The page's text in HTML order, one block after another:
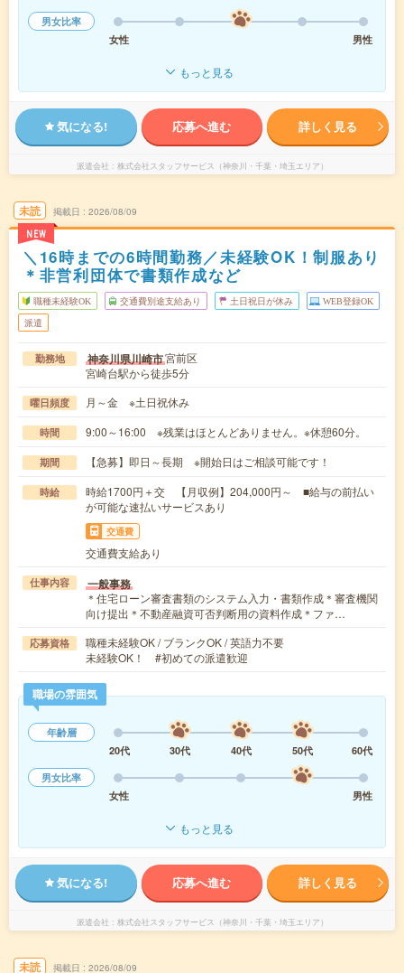
男女比率
女性
男性
もっと見る
気になる! 応募へ進む 詳しく見る
派遣会社 株式会社スタッフサービス（神奈川・千葉・埼玉エリア）
未読
NEW
掲載日 2026/08/09
＼16時までの6時間勤務／未経験OK！制服あり
＊非営利団体で書類作成など
職種未経験OK 交通費別途支給あり 土日祝日が休み WEB登録OK
派遣
勤務地 神奈川県川崎市宮前区
宮崎台駅から徒歩5分
曜日頻度 月～金 ※土日祝休み
時間 9:00～16:00 ※残業はほとんどありません。※休憩60分。
期間 【急募】即日～長期 ※開始日はご相談可能です！
時給
時給1700円＋交 【月収例】204,000円～ ■給与の前払い
が可能な速払いサービスあり
交通費
交通費支給あり
仕事内容 一般事務
＊住宅ローン審査書類のシステム入力・書類作成＊審査機関
向け提出＊不動産融資可否判断用の資料作成＊ファ…
応募資格
職種未経験OK / ブランクOK / 英語力不要
未経験OK！ #初めての派遣歓迎
職場の雰囲気
年齢層
20代
30代 40代 50代
60代
男女比率
女性
男性
もっと見る
気になる! 応募へ進む 詳しく見る
派遣会社 株式会社スタッフサービス（神奈川・千葉・埼玉エリア）
未読 掲載日 2026/08/09